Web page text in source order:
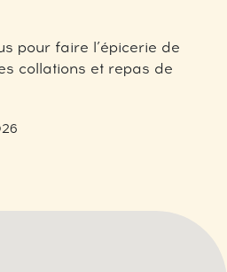
pour faire l’épicerie de
collations et repas de